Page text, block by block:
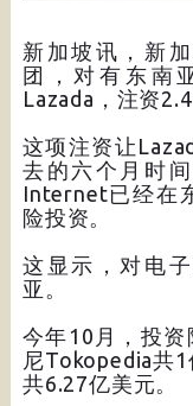
新加坡讯，新
团，对有东南
Lazada，注资
这项注资让
去的六个月时
Internet已经在
险投资。
这显示，对电
亚。
今年10月，投资
尼Tokopedia共
共6.27亿美元。